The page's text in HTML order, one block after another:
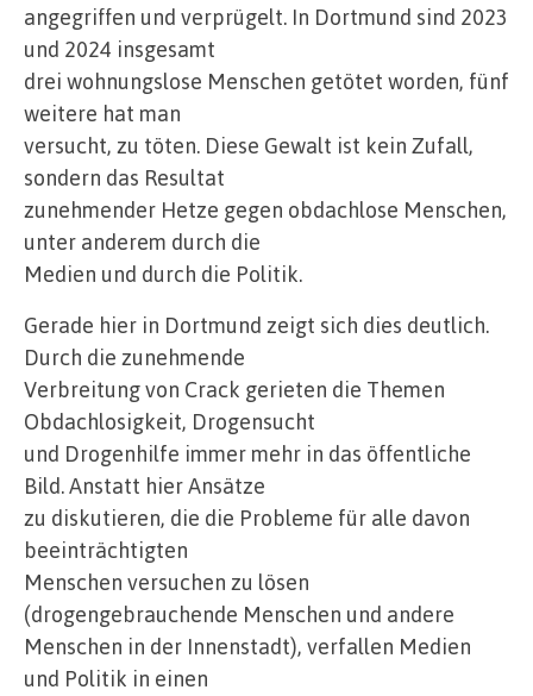
angegriffen und verprügelt. In Dortmund sind 2023
und 2024 insgesamt
drei wohnungslose Menschen getötet worden, fünf
weitere hat man
versucht, zu töten. Diese Gewalt ist kein Zufall,
sondern das Resultat
zunehmender Hetze gegen obdachlose Menschen,
unter anderem durch die
Medien und durch die Politik.
Gerade hier in Dortmund zeigt sich dies deutlich.
Durch die zunehmende
Verbreitung von Crack gerieten die Themen
Obdachlosigkeit, Drogensucht
und Drogenhilfe immer mehr in das öffentliche
Bild. Anstatt hier Ansätze
zu diskutieren, die die Probleme für alle davon
beeinträchtigten
Menschen versuchen zu lösen
(drogengebrauchende Menschen und andere
Menschen in der Innenstadt), verfallen Medien
und Politik in einen